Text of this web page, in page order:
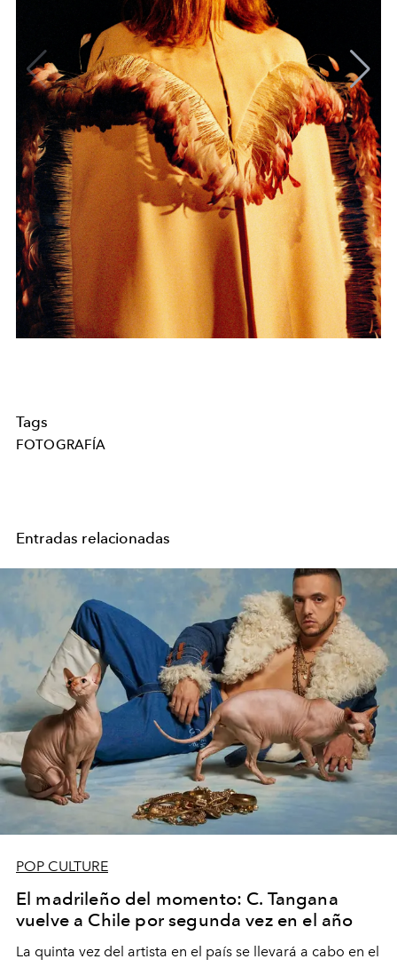
Tags
FOTOGRAFÍA
Entradas relacionadas
POP CULTURE
El madrileño del momento: C. Tangana
vuelve a Chile por segunda vez en el año
La quinta vez del artista en el país se llevará a cabo en el